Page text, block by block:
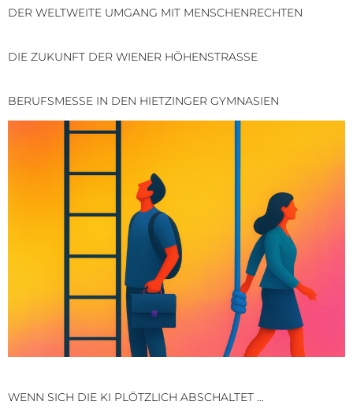
DER WELTWEITE UMGANG MIT MENSCHENRECHTEN
DIE ZUKUNFT DER WIENER HÖHENSTRASSE
BERUFSMESSE IN DEN HIETZINGER GYMNASIEN
WENN SICH DIE KI PLÖTZLICH ABSCHALTET …